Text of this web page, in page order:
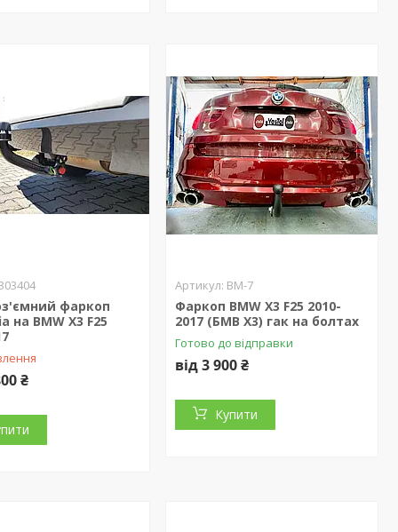
фаркоп
на BMW X3 F25
₴
BM-7
Фаркоп BMW X3 F25 2010-
2017 (БМВ Х3) гак на болтах
Готово до відправки
від 3 900 ₴
Купити